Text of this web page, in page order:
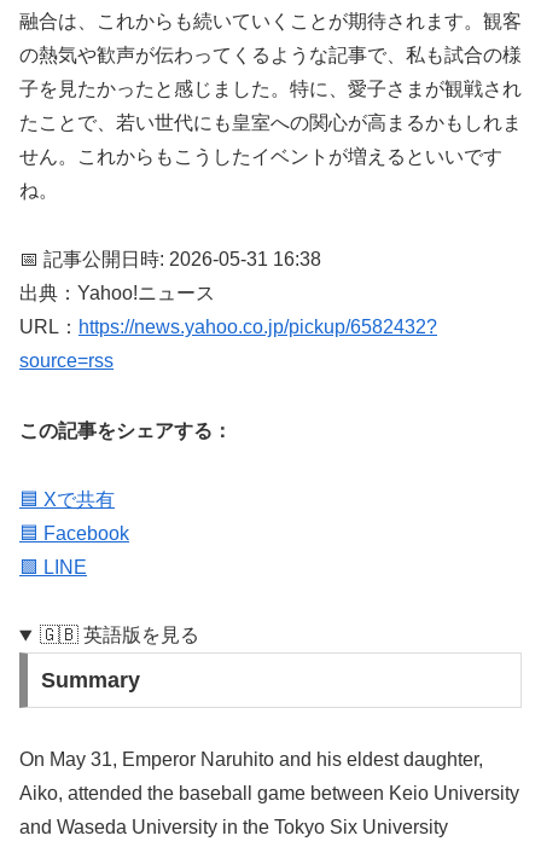
融合は、これからも続いていくことが期待されます。観客
の熱気や歓声が伝わってくるような記事で、私も試合の様
子を見たかったと感じました。特に、愛子さまが観戦され
たことで、若い世代にも皇室への関心が高まるかもしれま
せん。これからもこうしたイベントが増えるといいです
ね。
📅 記事公開日時: 2026-05-31 16:38
出典：Yahoo!ニュース
URL： https://news.yahoo.co.jp/pickup/6582432?
source=rss
この記事をシェアする：
🟦 Xで共有
🟦 Facebook
🟩 LINE
🇬🇧 英語版を見る
Summary
On May 31, Emperor Naruhito and his eldest daughter,
Aiko, attended the baseball game between Keio University
and Waseda University in the Tokyo Six University